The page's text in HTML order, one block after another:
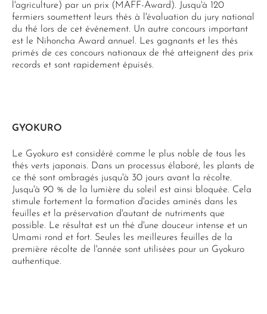
l'agriculture) par un prix (MAFF-Award). Jusqu'à 120
fermiers soumettent leurs thés à l'évaluation du jury national
du thé lors de cet événement. Un autre concours important
est le Nihoncha Award annuel. Les gagnants et les thés
primés de ces concours nationaux de thé atteignent des prix
records et sont rapidement épuisés.
GYOKURO
Le Gyokuro est considéré comme le plus noble de tous les
thés verts japonais. Dans un processus élaboré, les plants de
ce thé sont ombragés jusqu'à 30 jours avant la récolte.
Jusqu'à 90 % de la lumière du soleil est ainsi bloquée. Cela
stimule fortement la formation d'acides aminés dans les
feuilles et la préservation d'autant de nutriments que
possible. Le résultat est un thé d'une douceur intense et un
Umami rond et fort. Seules les meilleures feuilles de la
première récolte de l'année sont utilisées pour un Gyokuro
authentique.